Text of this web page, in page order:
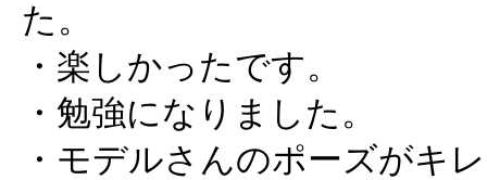
た。
・楽しかったです。
・勉強になりました。
・モデルさんのポーズがキ